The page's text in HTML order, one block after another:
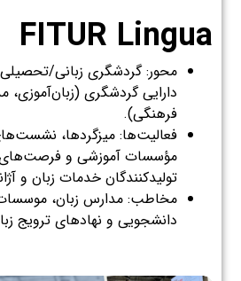
FITUR Lingua
محور: گردشگری زبانی/
دارایی گردشگری (زبان‌آموزی،
فرهنگی).
فعالیت‌ها: میزگردها،
مؤسسات آموزشی و
تولیدکنندگان خدمات زبان و
مخاطب: مدارس زبان،
دانشجویی و نهادهای ترویج